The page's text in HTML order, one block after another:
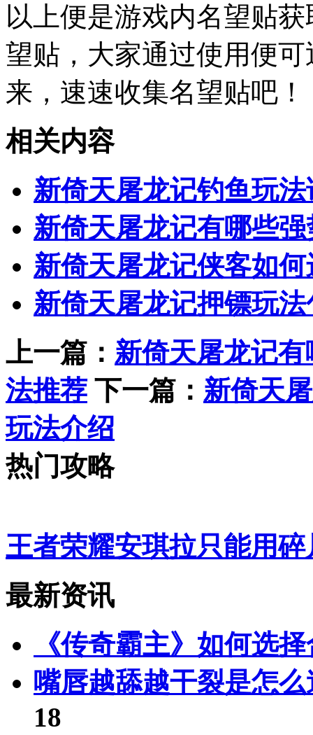
以上便是游戏内名望贴
望贴，大家通过使用便
来，速速收集名望贴吧！
相关内容
新倚天屠龙记钓鱼玩
新倚天屠龙记有哪些
新倚天屠龙记侠客如
新倚天屠龙记押镖玩
上一篇： 新倚天屠龙记
法推荐 下一篇： 新倚天
玩法介绍
热门攻略
王者荣耀安琪拉只能用碎
最新资讯
《传奇霸主》如何选
嘴唇越舔越干裂是怎
18